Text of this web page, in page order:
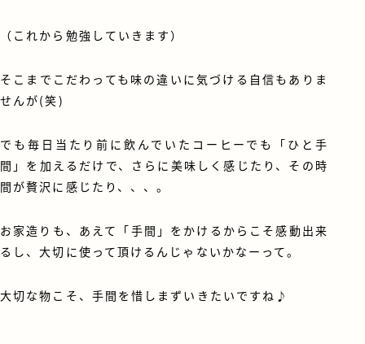
（これから勉強していきます）
そこまでこだわっても味の違いに気づける自信もありま
せんが(笑)
でも毎日当たり前に飲んでいたコーヒーでも「ひと手
間」を加えるだけで、さらに美味しく感じたり、その時
間が贅沢に感じたり、、、。
お家造りも、あえて「手間」をかけるからこそ感動出来
るし、大切に使って頂けるんじゃないかなーって。
大切な物こそ、手間を惜しまずいきたいですね♪